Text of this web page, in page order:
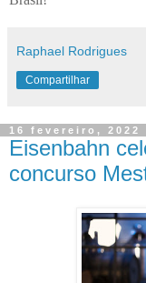
Raphael Rodrigues
Compartilhar
16 fevereiro, 2022
Eisenbahn
concurso